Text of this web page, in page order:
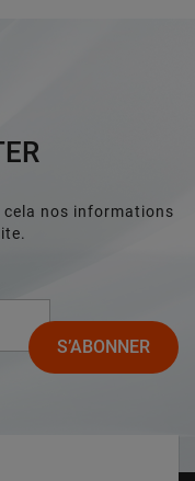
nos informations